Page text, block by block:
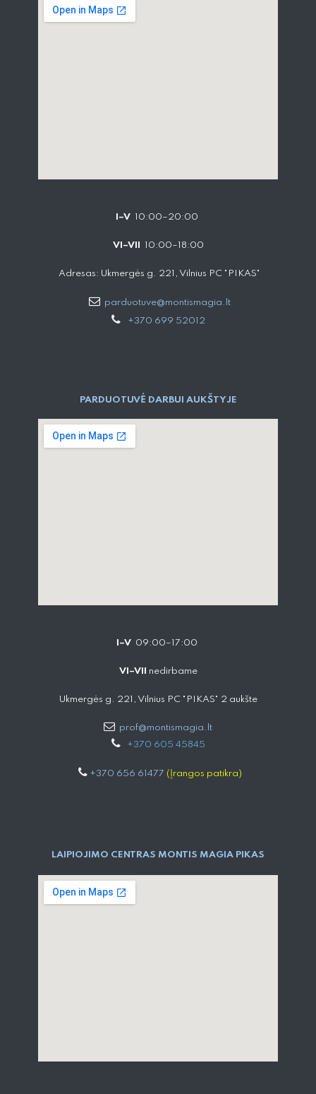
I–V 10:00–20:00
VI–VII 10:00–18:00
Adresas: Ukmergės g. 221, Vilnius PC "PIKAS"
parduotuve@montismagia.lt
+370 699 52012
PARDUOTUVĖ DARBUI AUKŠTYJE
I–V 09:00–17:00
VI–VII nedirbame
Ukmergės g. 221, Vilnius PC "PIKAS" 2 aukšte
prof@montismagia.lt
+370 605 4584​5
+370 656 61477 (Įrangos patikra)
LAIPIOJIMO CENTRAS MONTIS MAGIA PIKAS